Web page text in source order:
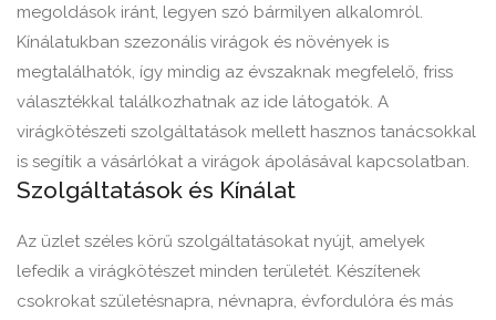
megoldások iránt, legyen szó bármilyen alkalomról.
Kínálatukban szezonális virágok és növények is
megtalálhatók, így mindig az évszaknak megfelelő, friss
választékkal találkozhatnak az ide látogatók. A
virágkötészeti szolgáltatások mellett hasznos tanácsokkal
is segítik a vásárlókat a virágok ápolásával kapcsolatban.
Szolgáltatások és Kínálat
Az üzlet széles körű szolgáltatásokat nyújt, amelyek
lefedik a virágkötészet minden területét. Készítenek
csokrokat születésnapra, névnapra, évfordulóra és más